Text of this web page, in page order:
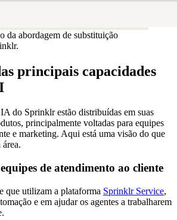
da abordagem de substituição
principais capacidades
do Sprinklr estão distribuídas em suas
principalmente voltadas para equipes
e marketing. Aqui está uma visão do que
de atendimento ao cliente
que utilizam a plataforma Sprinklr Service,
e em ajudar os agentes a trabalharem